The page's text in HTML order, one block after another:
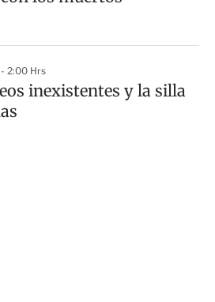
2:00 Hrs
inexistentes y la silla